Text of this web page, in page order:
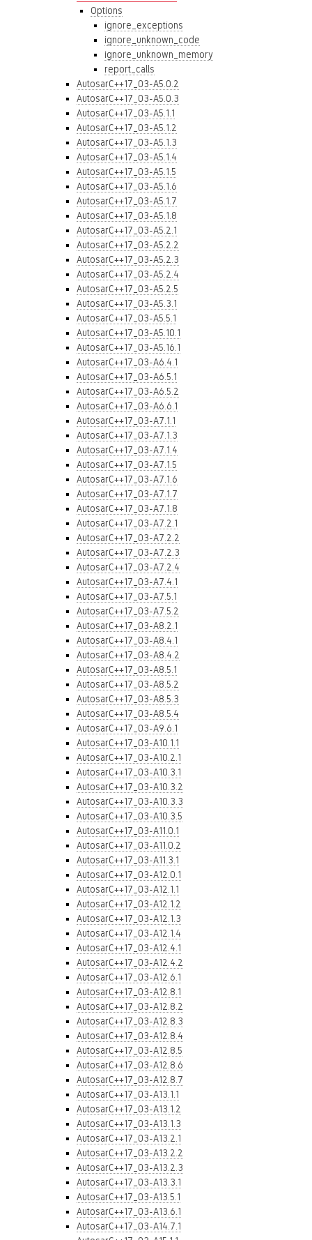
Options
ignore_exceptions
ignore_unknown_code
ignore_unknown_memory
report_calls
AutosarC++17_03-A5.0.2
AutosarC++17_03-A5.0.3
AutosarC++17_03-A5.1.1
AutosarC++17_03-A5.1.2
AutosarC++17_03-A5.1.3
AutosarC++17_03-A5.1.4
AutosarC++17_03-A5.1.5
AutosarC++17_03-A5.1.6
AutosarC++17_03-A5.1.7
AutosarC++17_03-A5.1.8
AutosarC++17_03-A5.2.1
AutosarC++17_03-A5.2.2
AutosarC++17_03-A5.2.3
AutosarC++17_03-A5.2.4
AutosarC++17_03-A5.2.5
AutosarC++17_03-A5.3.1
AutosarC++17_03-A5.5.1
AutosarC++17_03-A5.10.1
AutosarC++17_03-A5.16.1
AutosarC++17_03-A6.4.1
AutosarC++17_03-A6.5.1
AutosarC++17_03-A6.5.2
AutosarC++17_03-A6.6.1
AutosarC++17_03-A7.1.1
AutosarC++17_03-A7.1.3
AutosarC++17_03-A7.1.4
AutosarC++17_03-A7.1.5
AutosarC++17_03-A7.1.6
AutosarC++17_03-A7.1.7
AutosarC++17_03-A7.1.8
AutosarC++17_03-A7.2.1
AutosarC++17_03-A7.2.2
AutosarC++17_03-A7.2.3
AutosarC++17_03-A7.2.4
AutosarC++17_03-A7.4.1
AutosarC++17_03-A7.5.1
AutosarC++17_03-A7.5.2
AutosarC++17_03-A8.2.1
AutosarC++17_03-A8.4.1
AutosarC++17_03-A8.4.2
AutosarC++17_03-A8.5.1
AutosarC++17_03-A8.5.2
AutosarC++17_03-A8.5.3
AutosarC++17_03-A8.5.4
AutosarC++17_03-A9.6.1
AutosarC++17_03-A10.1.1
AutosarC++17_03-A10.2.1
AutosarC++17_03-A10.3.1
AutosarC++17_03-A10.3.2
AutosarC++17_03-A10.3.3
AutosarC++17_03-A10.3.5
AutosarC++17_03-A11.0.1
AutosarC++17_03-A11.0.2
AutosarC++17_03-A11.3.1
AutosarC++17_03-A12.0.1
AutosarC++17_03-A12.1.1
AutosarC++17_03-A12.1.2
AutosarC++17_03-A12.1.3
AutosarC++17_03-A12.1.4
AutosarC++17_03-A12.4.1
AutosarC++17_03-A12.4.2
AutosarC++17_03-A12.6.1
AutosarC++17_03-A12.8.1
AutosarC++17_03-A12.8.2
AutosarC++17_03-A12.8.3
AutosarC++17_03-A12.8.4
AutosarC++17_03-A12.8.5
AutosarC++17_03-A12.8.6
AutosarC++17_03-A12.8.7
AutosarC++17_03-A13.1.1
AutosarC++17_03-A13.1.2
AutosarC++17_03-A13.1.3
AutosarC++17_03-A13.2.1
AutosarC++17_03-A13.2.2
AutosarC++17_03-A13.2.3
AutosarC++17_03-A13.3.1
AutosarC++17_03-A13.5.1
AutosarC++17_03-A13.6.1
AutosarC++17_03-A14.7.1